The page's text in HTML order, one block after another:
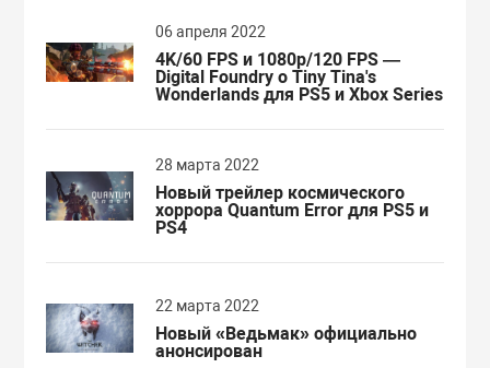
06 апреля 2022
4K/60 FPS и 1080p/120 FPS —
Digital Foundry о Tiny Tina's
Wonderlands для PS5 и Xbox Series
28 марта 2022
Новый трейлер космического
хоррора Quantum Error для PS5 и
PS4
22 марта 2022
Новый «Ведьмак» официально
анонсирован